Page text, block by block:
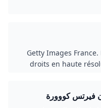
Getty Images
droits en haute
كووورة